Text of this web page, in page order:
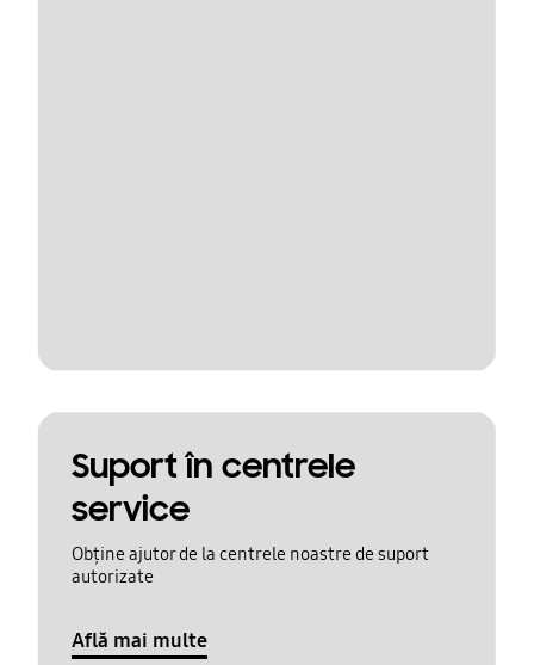
Suport în centrele
service
Obține ajutor de la centrele noastre de suport
autorizate
Află mai multe